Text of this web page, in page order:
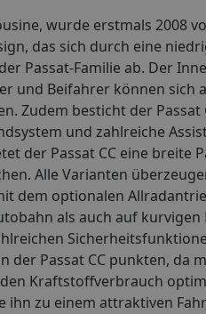
wurde erstmals 2008
das sich durch eine
Passat-Familie ab. Der
und Beifahrer können sich
Zudem besticht der Passat
und zahlreiche
der Passat CC eine breite
Alle Varianten
dem optionalen
als auch auf
der Passat CC punkten, da
Kraftstoffverbrauch
zu einem attraktiven